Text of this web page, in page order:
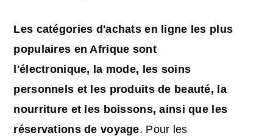
Les catégories d'achats en ligne les plus
populaires en Afrique sont
l'électronique, la mode, les soins
personnels et les produits de beauté, la
nourriture et les boissons, ainsi que les
réservations de voyage. Pour les